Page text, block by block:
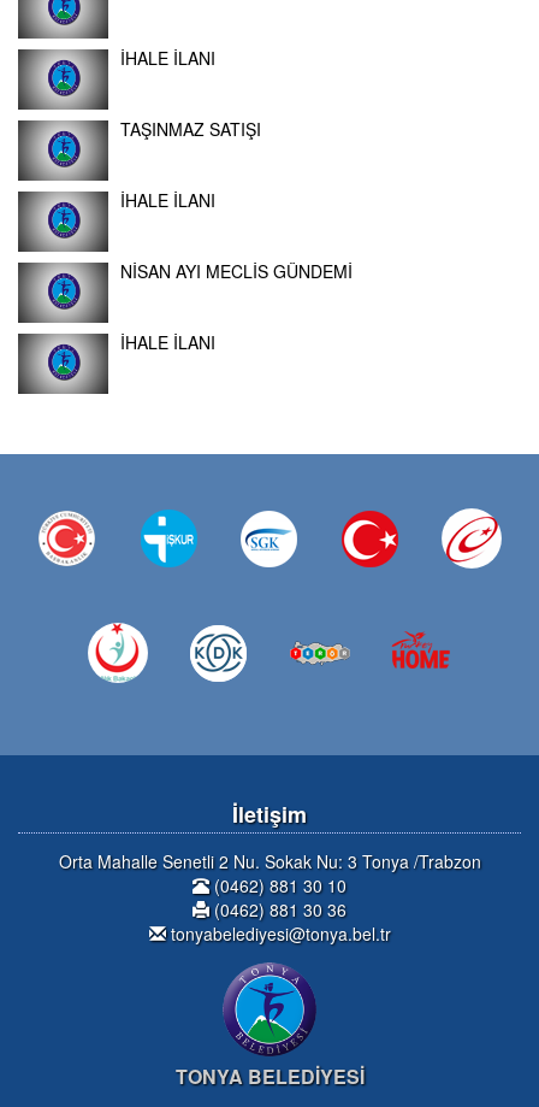
İHALE İLANI
TAŞINMAZ SATIŞI
İHALE İLANI
NİSAN AYI MECLİS GÜNDEMİ
İHALE İLANI
İletişim
Orta Mahalle Senetli 2 Nu. Sokak Nu: 3 Tonya /Trabzon
(0462) 881 30 10
(0462) 881 30 36
tonyabelediyesi@tonya.bel.tr
TONYA BELEDİYESİ